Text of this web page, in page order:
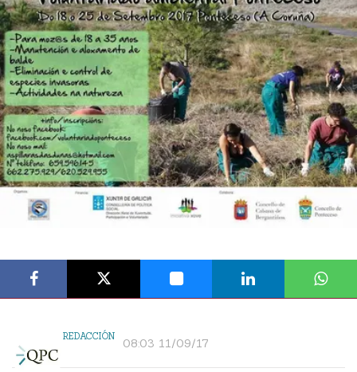
REDACCIÓN 08:03 11/09/17